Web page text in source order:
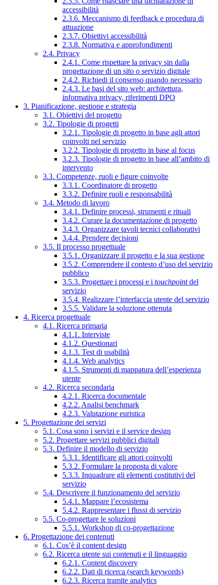
accessibilità
2.3.6. Meccanismo di feedback e procedura di
attuazione
2.3.7. Obiettivi accessibilità
2.3.8. Normativa e approfondimenti
2.4. Privacy
2.4.1. Come rispettare la privacy sin dalla
progettazione di un sito o servizio digitale
2.4.2. Richiedi il consenso quando necessario
2.4.3. Le basi del sito web: architettura,
informativa privacy, riferimenti DPO
3. Pianificazione, gestione e strategia
3.1. Obiettivi del progetto
3.2. Tipologie di progetti
3.2.1. Tipologie di progetto in base agli attori
coinvolti nel servizio
3.2.2. Tipologie di progetto in base al focus
3.2.3. Tipologie di progetto in base all’ambito di
intervento
3.3. Competenze, ruoli e figure coinvolte
3.3.1. Coordinatore di progetto
3.3.2. Definire ruoli e responsabilità
3.4. Metodo di lavoro
3.4.1. Definire processi, strumenti e rituali
3.4.2. Curare la documentazione di progetto
3.4.3. Organizzare tavoli tecnici collaborativi
3.4.4. Prendere decisioni
3.5. Il processo progettuale
3.5.1. Organizzare il progetto e la sua gestione
3.5.2. Comprendere il contesto d’uso del servizio
pubblico
3.5.3. Progettare i processi e i touchpointdel
servizio
3.5.4. Realizzare l’interfaccia utente del servizio
3.5.5. Validare la soluzione ottenuta
4. Ricerca progettuale
4.1. Ricerca primaria
4.1.1. Interviste
4.1.2. Questionari
4.1.3. Test di usabilità
4.1.4. Web analytics
4.1.5. Strumenti di mappatura dell’esperienza
utente
4.2. Ricerca secondaria
4.2.1. Ricerca documentale
4.2.2. Analisi benchmark
4.2.3. Valutazione euristica
5. Progettazione dei servizi
5.1. Cosa sono i servizi e il service design
5.2. Progettare servizi pubblici digitali
5.3. Definire il modello di servizio
5.3.1. Identificare gli attori coinvolti
5.3.2. Formulare la proposta di valore
5.3.3. Inquadrare gli elementi costitutivi del
servizio
5.4. Descrivere il funzionamento del servizio
5.4.1. Mappare l’ecosistema
5.4.2. Rappresentare i flussi di servizio
5.5. Co-progettare le soluzioni
5.5.1. Workshop di co-progettazione
6. Progettazione dei contenuti
6.1. Cos’è il content design
6.2. Ricerca utente sui contenuti e il linguaggio
6.2.1. Content discovery
6.2.2. Dati di ricerca (search keywords)
6.2.3. Ricerca tramite analytics